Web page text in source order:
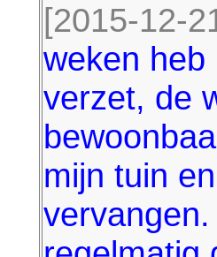
[2015-12-
weken heb
verzet, de
mijn tuin